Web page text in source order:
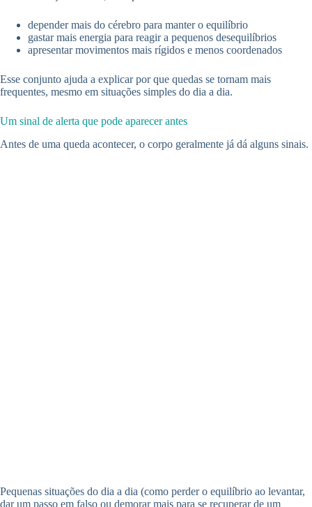
depender mais do cérebro para manter o equilíbrio
gastar mais energia para reagir a pequenos desequilíbrios
apresentar movimentos mais rígidos e menos coordenados
Esse conjunto ajuda a explicar por que quedas se tornam mais
frequentes, mesmo em situações simples do dia a dia.
Um sinal de alerta que pode aparecer antes
Antes de uma queda acontecer, o corpo geralmente já dá alguns sinais.
Pequenas situações do dia a dia (como perder o equilíbrio ao levantar,
dar um passo em falso ou demorar mais para se recuperar de um